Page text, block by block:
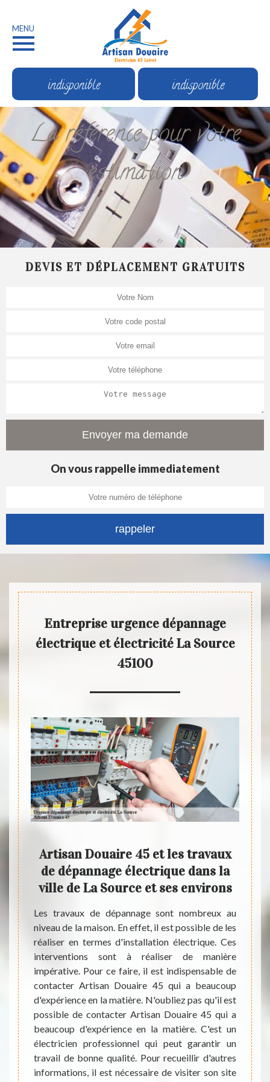
MENU
indisponible indisponible
La référence pour votre
estimation
DEVIS ET DÉPLACEMENT GRATUITS
On vous rappelle immediatement
Entreprise urgence dépannage
électrique et électricité La Source
45100
de
titre
une
et
et
Artisan Douaire 45 et les travaux
de dépannage électrique dans la
ville de La Source et ses environs
Les travaux de dépannage sont nombreux au
niveau de la maison. En effet, il est possible de les
réaliser en termes d'installation électrique. Ces
interventions sont à réaliser de manière
impérative. Pour ce faire, il est indispensable de
contacter Artisan Douaire 45 qui a beaucoup
d'expérience en la matière. N'oubliez pas qu'il est
possible de contacter Artisan Douaire 45 qui a
beaucoup d'expérience en la matière. C'est un
électricien professionnel qui peut garantir un
travail de bonne qualité. Pour recueillir d'autres
informations, il est nécessaire de visiter son site
Les
ces
prix
sans